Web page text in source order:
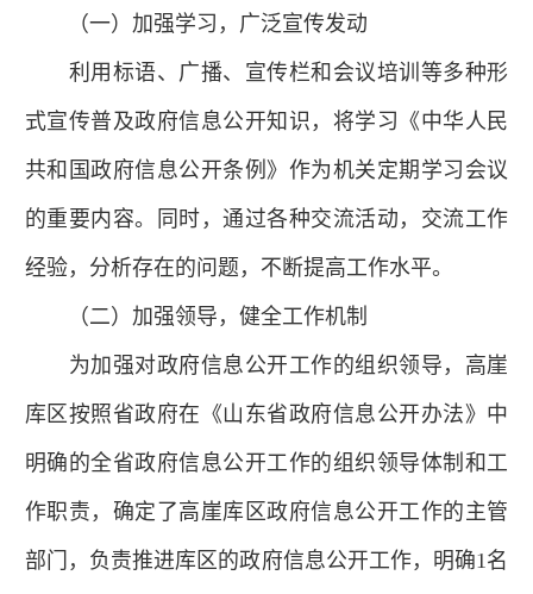
（一）加强学习，广泛宣传发动
利用标语、广播、宣传栏和会议培训等多种形
式宣传普及政府信息公开知识，将学习《中华人民
共和国政府信息公开条例》作为机关定期学习会议
的重要内容。同时，通过各种交流活动，交流工作
经验，分析存在的问题，不断提高工作水平。
（二）加强领导，健全工作机制
为加强对政府信息公开工作的组织领导，高崖
库区按照省政府在《山东省政府信息公开办法》中
明确的全省政府信息公开工作的组织领导体制和工
作职责，确定了高崖库区政府信息公开工作的主管
部门，负责推进库区的政府信息公开工作，明确1名